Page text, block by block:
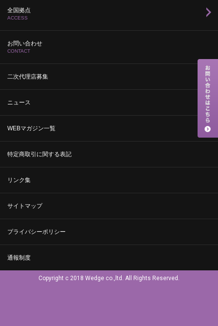
全国拠点
ACCESS
お問い合わせ
CONTACT
二次代理店募集
ニュース
WEBマガジン一覧
特定商取引に関する表記
リンク集
サイトマップ
プライバシーポリシー
通報制度
Copyright c 2018 Wedge co.,ltd. All Rights Reserved.